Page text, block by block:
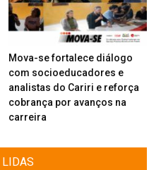
Mova-se fortalece diálogo
com socioeducadores e
analistas do Cariri e reforça
cobrança por avanços na
carreira